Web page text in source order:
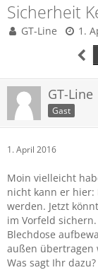
Sicherheit
GT-Line
1.
GT-Line
Gast
1. April 2016
Moin vielleicht
nicht kann er hier:
werden. Jetzt
im Vorfeld
Blechdose
außen übertragen
Was sagt Ihr dazu?